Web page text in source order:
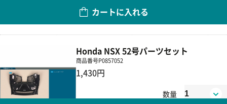
カートに入れる
Honda NSX 52号パーツセット
商品番号P0857052
1,430円
数量